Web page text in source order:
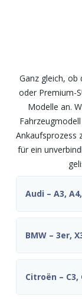
Ganz gleich, ob
oder Premium-
Modelle an.
Ankaufsprozess
für ein
Audi – A3,
BMW – 3er,
Citroën – C3,